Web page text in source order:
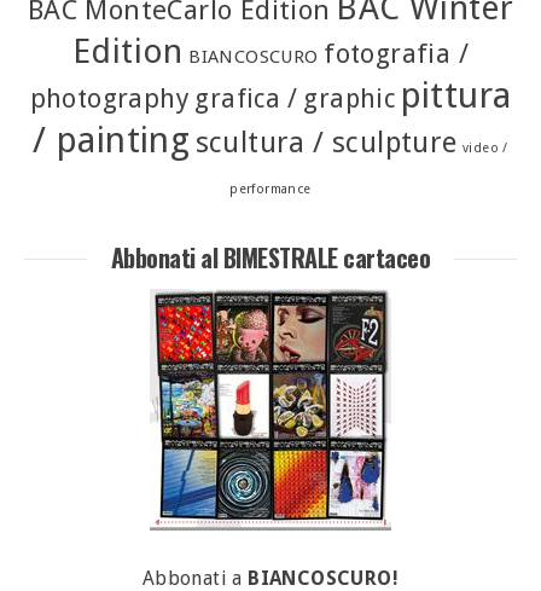
BAC MonteCarlo Edition
Edition BIANCOSCURO fotografia /
photography grafica / graphic pittura
/ painting scultura / sculpture video /
performance
Abbonati al BIMESTRALE cartaceo
Abbonati a BIANCOSCURO!